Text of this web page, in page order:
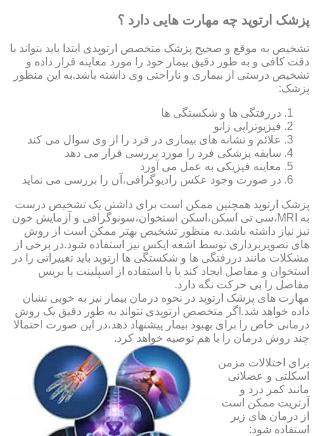
پزشک ارتوپد چه مهارت هایی دارد ؟
تشخیص به موقع و صحیح پزشک متخصص ارتوپدی ابتدا باید بتواند با
دقت کافی و به طور دقیق بیمار خود را مورد معاینه قرار داده و
تشخیص درستی از بیماری و ناراحتی وی داشته باشد.به این منظور
پزشک:
دررفتگی ها و شکستگی ها
فیزیوتراپی زانو
علائم و نشانه های بیماری در فرد را از وی سوال می کند
سابقه پزشکی فرد را مورد بررسی قرار می دهد
معاینه فیزیکی به عمل می آورد
در صورت وجود عکس رادیوگرافی،آن را بررسی می‎ نماید
پزشک ارتوپد همچنین ممکن است برای داشتن یک تشخیص درست
به MRI،سی تی اسکن،اسکن استخوان،سونوگرافی و آزمایش خون
نیز نیاز داشته باشد.به منظور تشخیص بهتر ممکن است از روش
های تصویربرداری توسط اشعه ایکس نیز استفاده شود.در برخی از
مشکلات مانند دررفتگی ها و شکستگی ها ارتوپد باید تغییراتی را در
استخوان و مفاصل ایجاد کند یا با استفاده از اسپلینت یا بریس
مفاصل را بی حرکت نگه دارد.
مهارت های پزشک ارتوپد در نحوه درمان بیمار نیز به خوبی نشان
داده خواهد شد.اگر متخصص ارتوپدی نتواند به طور دقیق یک روش
درمانی خاص را برای بهبود بیمار پیشنهاد دهد،در این صورت احتمالا
چند روش درمان را با هم توصیه خواهد کرد.
برای اختلالات مزمن
اسکلتی و عضلانی
مانند کمر درد و
آرتریت ممکن است
از درمان های زیر
استفاده شود: